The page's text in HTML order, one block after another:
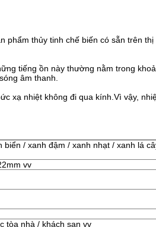
phẩm thủy tinh chế biến có sẵn trên
tiếng ồn này thường nằm trong
âm thanh.
xạ nhiệt không đi qua kính.Vì vậy,
/ xanh đậm / xanh nhạt / xanh lá
vv
tòa nhà / khách sạn vv